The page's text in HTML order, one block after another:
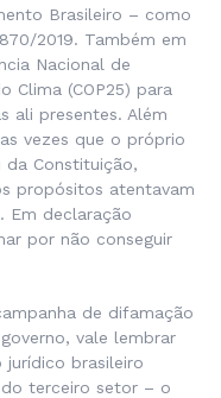
Brasileiro – como
2019. Também em
Nacional de
Clima (COP25) para
ali presentes. Além
vezes que o próprio
da Constituição,
propósitos atentavam
Em declaração
por não conseguir
de difamação
vale lembrar
jurídico brasileiro
terceiro setor – o